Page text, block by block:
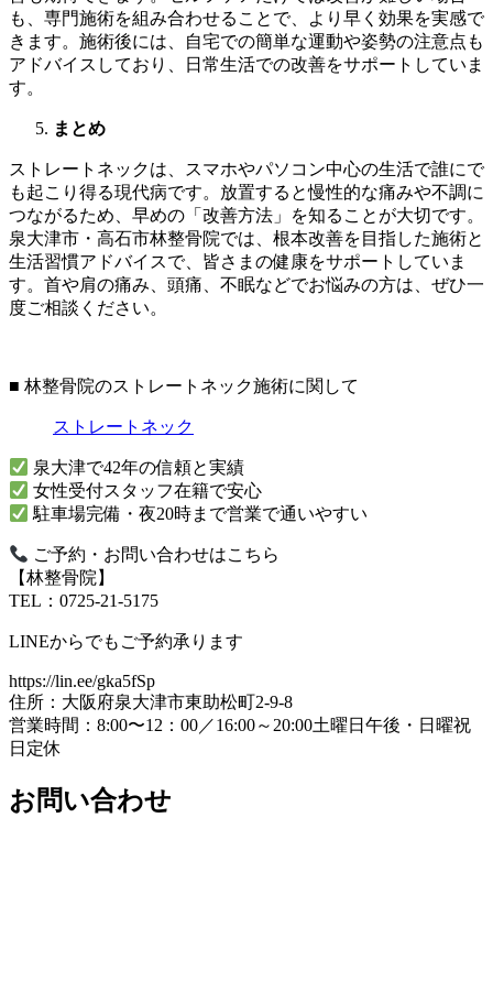
も、専門施術を組み合わせることで、より早く効果を実感で
きます。施術後には、自宅での簡単な運動や姿勢の注意点も
アドバイスしており、日常生活での改善をサポートしていま
す。
まとめ
ストレートネックは、スマホやパソコン中心の生活で誰にで
も起こり得る現代病です。放置すると慢性的な痛みや不調に
つながるため、早めの「改善方法」を知ることが大切です。
泉大津市・高石市林整骨院では、根本改善を目指した施術と
生活習慣アドバイスで、皆さまの健康をサポートしていま
す。首や肩の痛み、頭痛、不眠などでお悩みの方は、ぜひ一
度ご相談ください。
■ 林整骨院のストレートネック施術に関して
ストレートネック
泉大津で42年の信頼と実績
女性受付スタッフ在籍で安心
駐車場完備・夜20時まで営業で通いやすい
ご予約・お問い合わせはこちら
【林整骨院】
TEL：0725-21-5175
LINEからでもご予約承ります
https://lin.ee/gka5fSp
住所：大阪府泉大津市東助松町2-9-8
営業時間：8:00〜12：00／16:00～20:00土曜日午後・日曜祝
日定休
お問い合わせ